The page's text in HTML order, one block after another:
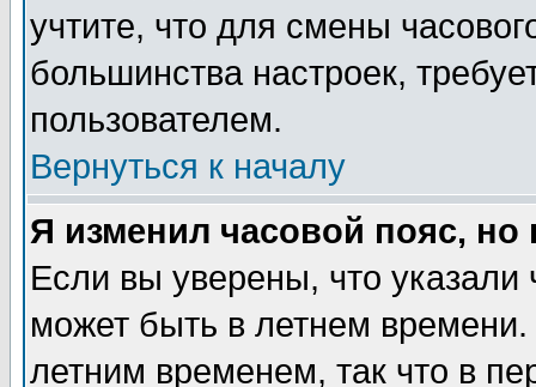
учтите, что для смены
большинства настроек,
пользователем.
Вернуться к началу
Я изменил часовой пояс,
Если вы уверены, что указали
может быть в летнем
летним временем, так что в